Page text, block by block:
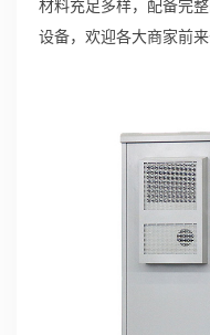
材料充足多样，配备完
设备，欢迎各大商家前